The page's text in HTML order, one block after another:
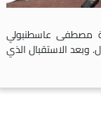
مصطفى عاسطنبولي
الاستقبال الذي